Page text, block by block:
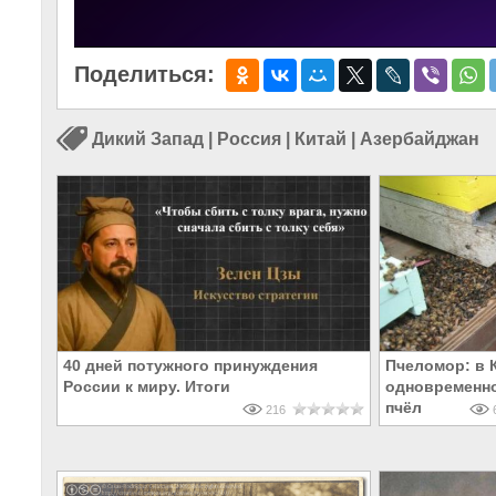
Поделиться:
Дикий Запад Россия Китай Азербайджан
40 дней потужного принуждения
России к миру. Итоги
216
Пчеломор: в
пчёл